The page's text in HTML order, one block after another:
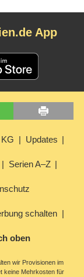
App
Updates
Serien A–Z
schalten
oben
wir Provisionen im
keine Mehrkosten für